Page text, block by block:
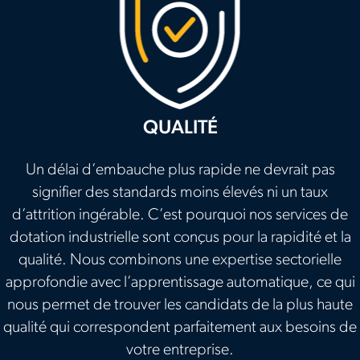
QUALITÉ
Un délai d’embauche plus rapide ne devrait pas
signifier des standards moins élevés ni un taux
d’attrition ingérable. C’est pourquoi nos services de
dotation industrielle sont conçus pour la rapidité et la
qualité. Nous combinons une expertise sectorielle
approfondie avec l’apprentissage automatique, ce qui
nous permet de trouver les candidats de la plus haute
qualité qui correspondent parfaitement aux besoins de
votre entreprise.